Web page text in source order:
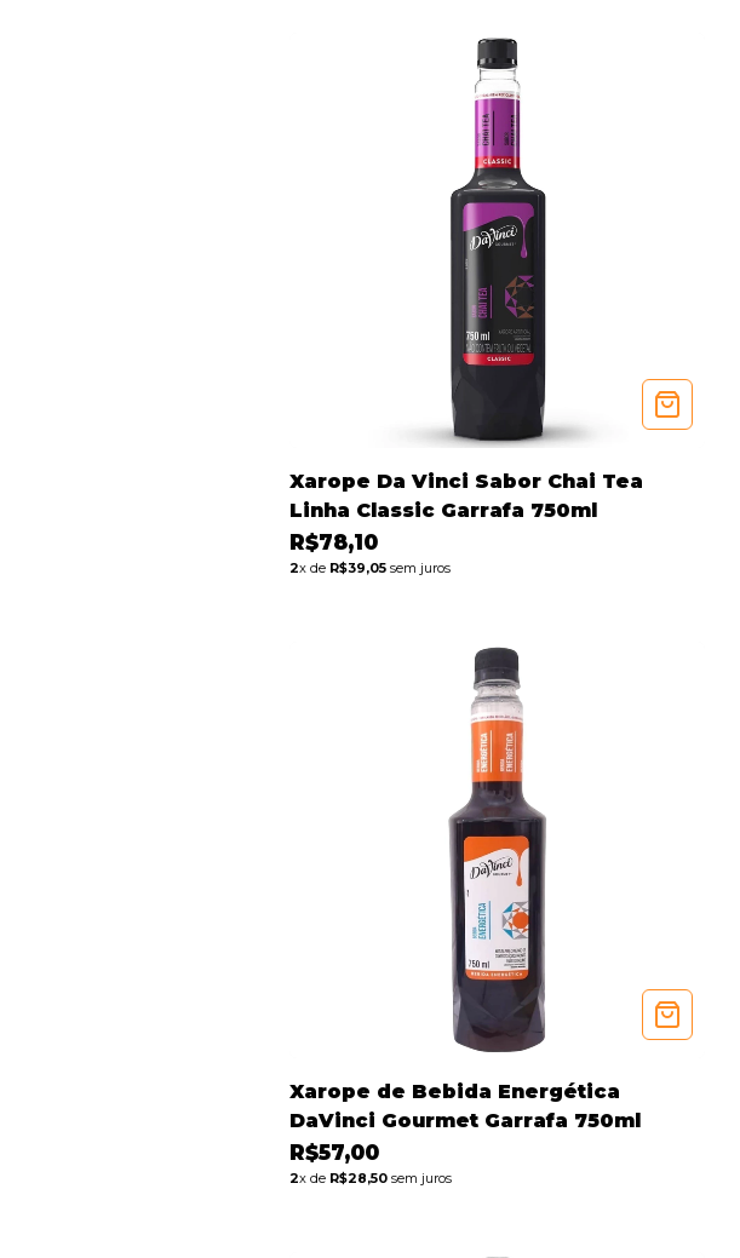
Xarope Da Vinci Sabor Chai Tea
Linha Classic Garrafa 750ml
R$78,10
2x de R$39,05 sem juros
Xarope de Bebida Energética
DaVinci Gourmet Garrafa 750ml
R$57,00
2x de R$28,50 sem juros